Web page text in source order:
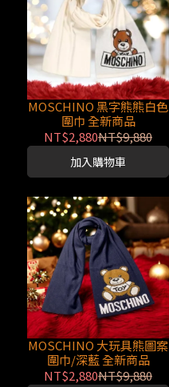
MOSCHINO 黑字熊熊白色
圍巾 全新商品
NT$2,880NT$9,880
加入購物車
MOSCHINO 大玩具熊圖案
圍巾/深藍 全新商品
NT$2,880NT$9,880